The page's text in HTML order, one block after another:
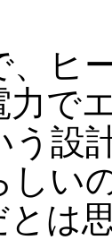
ヒ
力で
う設
しい
とは